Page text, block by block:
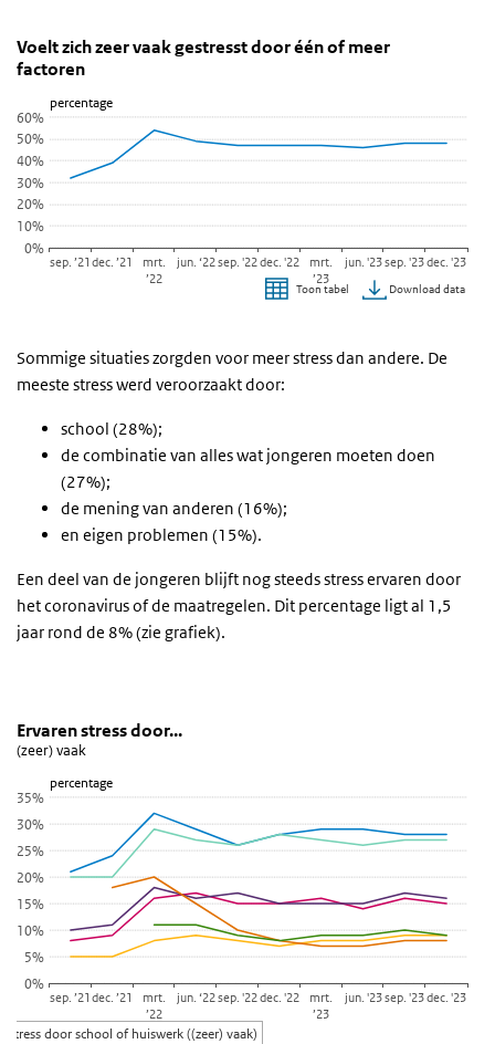
Voelt zich zeer vaak gestresst door één of
Sla de grafiek 'Voelt zich zeer vaak gestresst door één of meer
Voelt zich zeer vaak gestresst door één of meer
Lijn grafiek met 10 data punten.
Bekijk als data tabel.
De grafiek heeft 1 X-as die categories weergeeft.
De grafiek heeft 1 Y-as die percentage weergeeft.
percentage
Voelt zich zeer vaak gestresst door één of meer
factoren
0%
10%
20%
30%
40%
50%
60%
sep. ’21dec. ’21
mrt.
’22
jun. ‘22sep. '22dec. '22
mrt.
’23
jun. '23sep. '23dec. '23
Toon tabel Download data
Sommige situaties zorgden voor meer stress dan andere. De
meeste stress werd veroorzaakt door:
school (28%);
de combinatie van alles wat jongeren moeten doen
(27%);
de mening van anderen (16%);
en eigen problemen (15%).
Een deel van de jongeren blijft nog steeds stress ervaren door
het coronavirus of de maatregelen. Dit percentage ligt al 1,5
jaar rond de 8% (zie grafiek).
Ervaren stress per factor
Sla de grafiek 'Ervaren stress door...' over en ga naar de datatabel
Ervaren stress door...
Lijn grafiek met 7 lijnen.
(zeer) vaak
Bekijk als data tabel.
De grafiek heeft 1 X-as die categories weergeeft.
De grafiek heeft 1 Y-as die percentage weergeeft.
percentage
Ervaren stress door...
(zeer) vaak
0%
5%
10%
15%
20%
25%
30%
35%
sep. ’21dec. ’21
mrt.
’22
jun. ‘22sep. '22dec. '22
mrt.
’23
jun. '23sep. '23dec. '23
Stress door school of huiswerk ((zeer) vaak)